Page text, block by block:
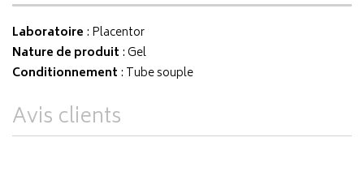
Laboratoire : Placentor
Nature de produit : Gel
Conditionnement : Tube souple
Avis clients